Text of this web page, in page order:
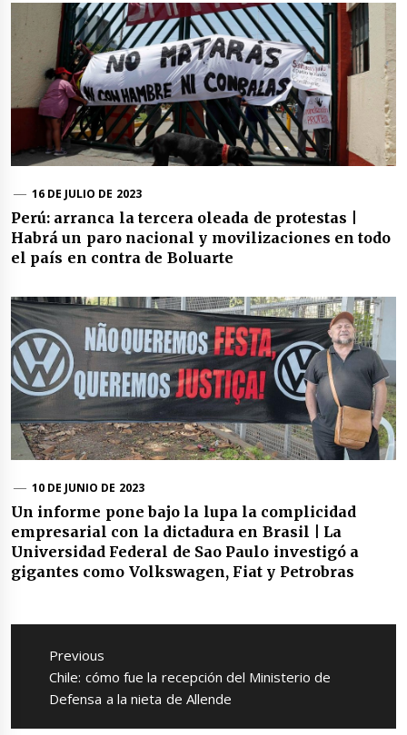
16 DE JULIO DE 2023
Perú: arranca la tercera oleada de protestas |
Habrá un paro nacional y movilizaciones en todo
el país en contra de Boluarte
10 DE JUNIO DE 2023
Un informe pone bajo la lupa la complicidad
empresarial con la dictadura en Brasil | La
Universidad Federal de Sao Paulo investigó a
gigantes como Volkswagen, Fiat y Petrobras
Navegación
entradas
Previous
Previous
post:
Chile: cómo fue la recepción del Ministerio de
Defensa a la nieta de Allende